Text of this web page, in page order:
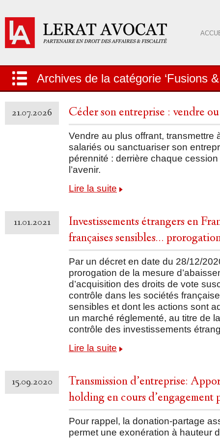
Archives de la catégorie ‘Fusions
21.07.2026 Céder son entreprise : vendre
Vendre au plus offrant, transmettre
salariés ou sanctuariser son
pérennité : derrière chaque
l’avenir.
Lire la suite
11.01.2021
Investissements étrangers en
françaises sensibles…
Par un décret en date du 28/12/
prorogation de la mesure
d’acquisition des droits de vote
contrôle dans les sociétés
sensibles et dont les actions sont
un marché réglementé, au titre de
contrôle des investissements
Lire la suite
15.09.2020
Transmission d’entreprise:
holding en cours
Pour rappel, la donation-partage
permet une exonération à hauteur